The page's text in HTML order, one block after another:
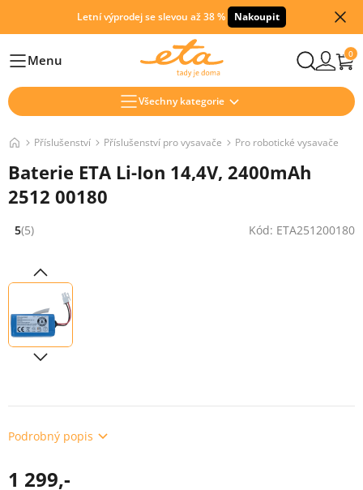
Letní výprodej se slevou až 38 % Nakoupit
HlavníMenu 0
Všechny kategorie
Příslušenství Příslušenství pro vysavače Pro robotické vysavače
Baterie ETA Li-Ion 14,4V, 2400mAh
2512 00180
Hodnocení: 5 z 5 (5 recenzí)
5(5) Kód: ETA251200180
Podrobný popis
1 299,-